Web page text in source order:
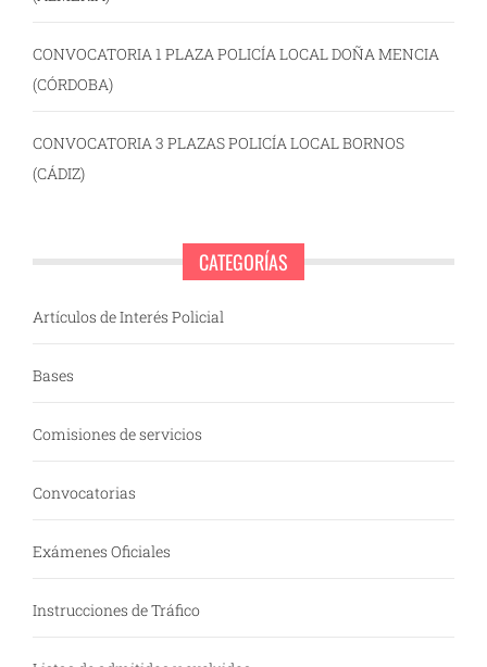
CONVOCATORIA 1 PLAZA POLICÍA LOCAL DOÑA MENCIA
(CÓRDOBA)
CONVOCATORIA 3 PLAZAS POLICÍA LOCAL BORNOS
(CÁDIZ)
CATEGORÍAS
Artículos de Interés Policial
Bases
Comisiones de servicios
Convocatorias
Exámenes Oficiales
Instrucciones de Tráfico